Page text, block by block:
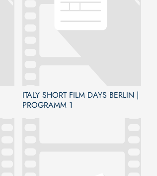
ITALY SHORT FILM DAYS BERLIN |
PROGRAMM 1